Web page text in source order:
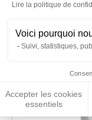
Lire la politique de
Voici pourquoi
Suivi, statistiques,
Accepter les cookies
essentiels
Ces